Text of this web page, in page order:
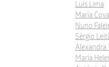
Luís Lima
Maria
Nuno
Sérgio
Alexandra
Maria